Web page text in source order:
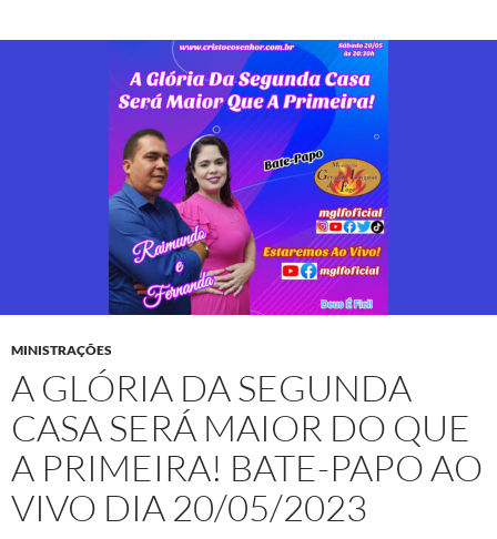
o
p
p
er m
MINISTRAÇÕES
A GLÓRIA DA SEGUNDA
CASA SERÁ MAIOR DO QUE
A PRIMEIRA! BATE-PAPO AO
VIVO DIA 20/05/2023